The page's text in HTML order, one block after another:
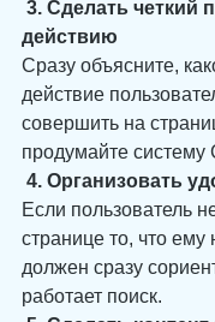
действию
Сразу объясните,
действие
совершить на
продумайте систему
4. Организовать
Если пользователь
странице то, что ему
должен сразу
работает поиск.